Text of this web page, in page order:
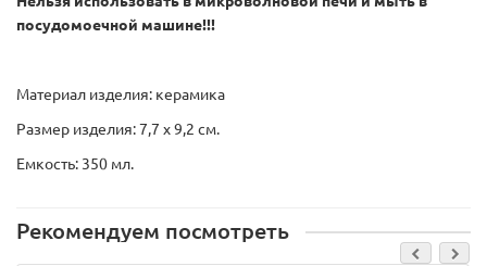
посудомоечной машине!!!
Материал изделия: керамика
Размер изделия: 7,7 x 9,2 см.
Емкость: 350 мл.
Рекомендуем посмотреть